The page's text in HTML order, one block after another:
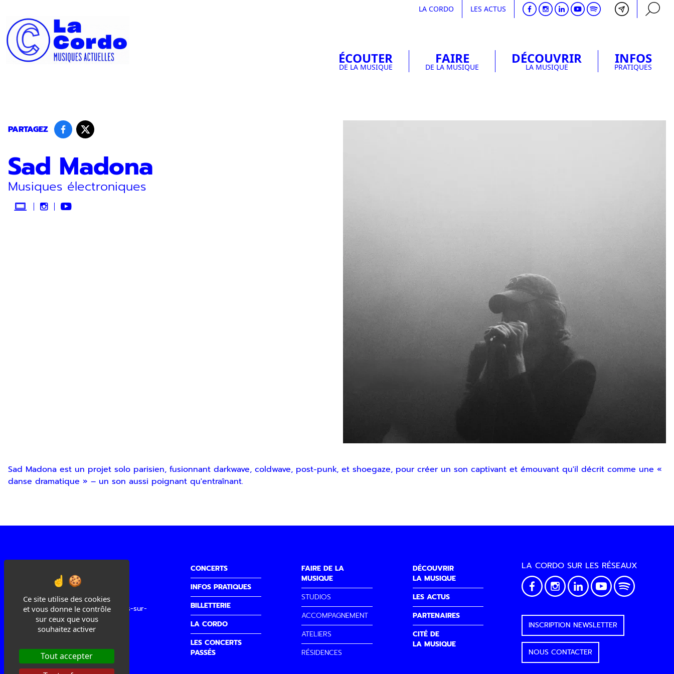
Ce site utilise des cookies
et vous donne le contrôle
sur ceux que vous
souhaitez activer
Tout accepter
LA CORDO LES ACTUS
ÉCOUTER
DE LA MUSIQUE
FAIRE
DE LA MUSIQUE
DÉCOUVRIR
LA MUSIQUE
INFOS
PRATIQUES
PARTAGEZ
Sad Madona
Musiques électroniques
Sad Madona est un projet solo parisien, fusionnant darkwave, coldwave, post-punk, et shoegaze, pour créer un son captivant et émouvant qu'il décrit comme une «
danse dramatique » – un son aussi poignant qu'entraînant.
Cité de la Musique
3 quai Sainte Claire, 26100 Romans-sur-
04 75 02 00 40
accueilbilletterie@lacordo.com
CONCERTS
INFOS PRATIQUES
BILLETTERIE
LA CORDO
LES CONCERTS
PASSÉS
FAIRE DE LA
MUSIQUE
STUDIOS
ACCOMPAGNEMENT
ATELIERS
RÉSIDENCES
DÉCOUVRIR
LA MUSIQUE
LES ACTUS
PARTENAIRES
CITÉ DE
LA MUSIQUE
LA CORDO SUR LES RÉSEAUX
INSCRIPTION NEWSLETTER
NOUS CONTACTER
RECHERCHE